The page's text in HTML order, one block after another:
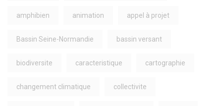
amphibien animation appel à projet
Bassin Seine-Normandie bassin versant
biodiversite caracteristique cartographie
changement climatique collectivite